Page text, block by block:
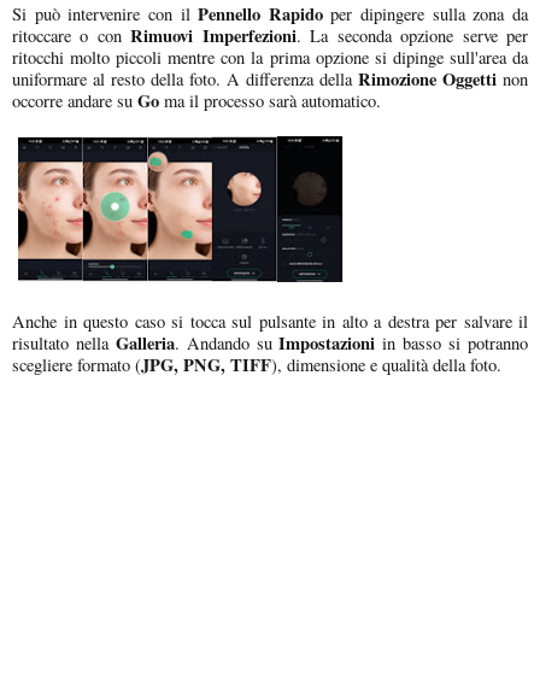
Si può intervenire con ilPennello Rapidoper dipingere sulla zona da
ritoccare o conRimuovi Imperfezioni. La seconda opzione serve per
ritocchi molto piccoli mentre con la prima opzione si dipinge sull'area da
uniformare al resto della foto. A differenza della Rimozione Oggetti non
occorre andare su Go ma il processo sarà automatico.
Anche in questo caso si tocca sul pulsante in alto a destra per salvare il
risultato nellaGalleria. Andando suImpostazioni in basso si potranno
scegliere formato (JPG, PNG, TIFF), dimensione e qualità della foto.